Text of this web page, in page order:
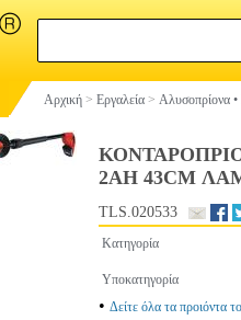
Αρχική > Εργαλεία > Αλυσοπρίονα
2AH 43CM
TLS.020533
Κατηγορία
Υποκατηγορία
• Δείτε όλα τα προιόντα